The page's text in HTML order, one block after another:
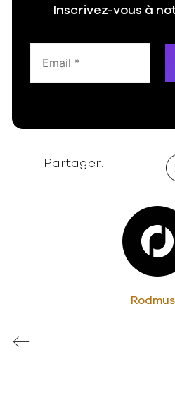
Inscrivez-vous à
Partager: